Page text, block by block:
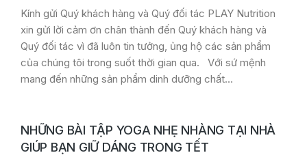
Kính gửi Quý khách hàng và Quý đối tác PLAY Nutrition
xin gửi lời cảm ơn chân thành đến Quý khách hàng và
Quý đối tác vì đã luôn tin tưởng, ủng hộ các sản phẩm
của chúng tôi trong suốt thời gian qua. Với sứ mệnh
mang đến những sản phẩm dinh dưỡng chất…
NHỮNG BÀI TẬP YOGA NHẸ NHÀNG TẠI NHÀ
GIÚP BẠN GIỮ DÁNG TRONG TẾT